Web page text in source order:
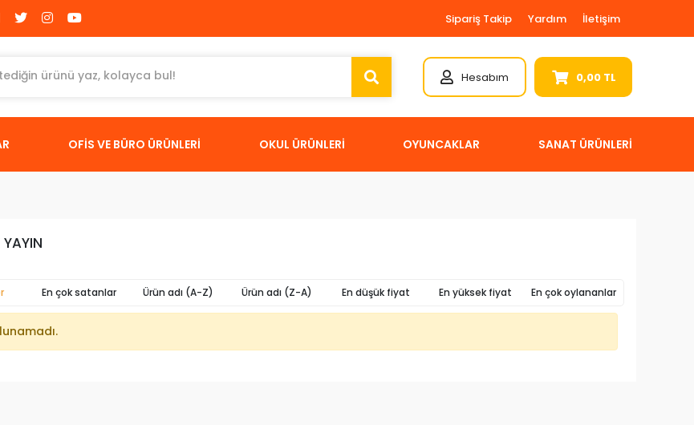
Sipariş Takip Yardım İletişim
Hesabım 0,00 TL
OFİS VE BÜRO ÜRÜNLERİ OKUL ÜRÜNLERİ OYUNCAKLAR SANAT ÜRÜNLERİ
YAYIN
En çok satanlar Ürün adı (A-Z) Ürün adı (Z-A) En düşük fiyat En yüksek fiyat En çok oylananlar